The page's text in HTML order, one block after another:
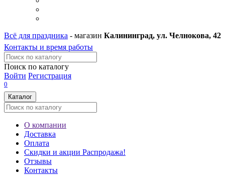
Всё для праздника - магазин Калининград, ул. Челнокова, 42
Контакты и время работы
Поиск по каталогу
Войти Регистрация
0
Каталог
О компании
Доставка
Оплата
Скидки и акции Распродажа!
Отзывы
Контакты